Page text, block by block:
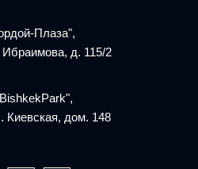
Плаза",
Ибраимова, д. 115/2
Киевская, дом. 148